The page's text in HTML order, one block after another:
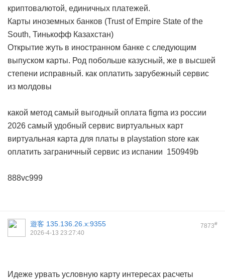
криптовалютой, единичных платежей.
Карты иноземных банков (Trust of Empire State of the
South, Тинькофф Казахстан)
Открытие жуть в иностранном банке с следующим
выпуском карты. Род побольше казусный, же в высшей
степени исправный. как оплатить зарубежный сервис
из молдовы
какой метод самый выгодный оплата figma из россии
2026 самый удобный сервис виртуальных карт
виртуальная карта для платы в playstation store как
оплатить заграничный сервис из испании 150949b
888vc999
7873#
遊客 135.136.26.x:9355
2026-4-13 23:27:40
Идеже урвать условную карту интересах расчеты